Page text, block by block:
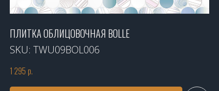
ПЛИТКА ОБЛИЦОВОЧНАЯ BOLLE
SKU: TWU09BOL006
1 295 р.